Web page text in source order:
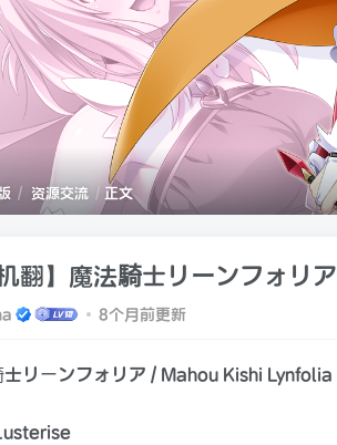
资源交流 正文
翻】魔法騎士リーンフォリア
8个月前更新
リーンフォリア / Mahou Kishi Lynfolia